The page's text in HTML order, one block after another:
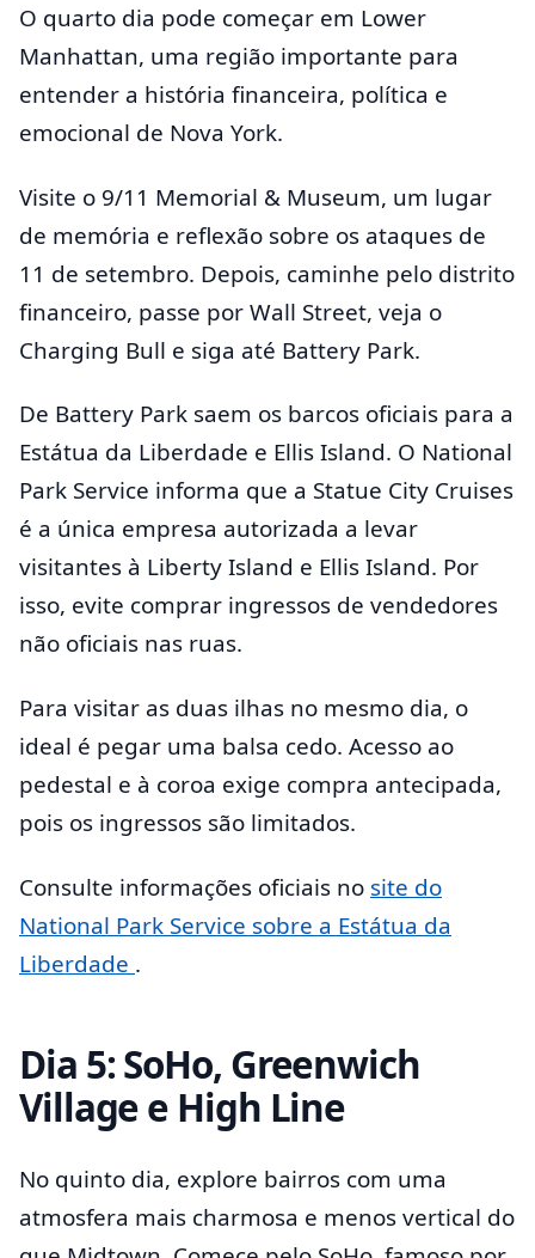
O quarto dia pode começar em Lower
Manhattan, uma região importante para
entender a história financeira, política e
emocional de Nova York.
Visite o 9/11 Memorial & Museum, um lugar
de memória e reflexão sobre os ataques de
11 de setembro. Depois, caminhe pelo distrito
financeiro, passe por Wall Street, veja o
Charging Bull e siga até Battery Park.
De Battery Park saem os barcos oficiais para a
Estátua da Liberdade e Ellis Island. O National
Park Service informa que a Statue City Cruises
é a única empresa autorizada a levar
visitantes à Liberty Island e Ellis Island. Por
isso, evite comprar ingressos de vendedores
não oficiais nas ruas.
Para visitar as duas ilhas no mesmo dia, o
ideal é pegar uma balsa cedo. Acesso ao
pedestal e à coroa exige compra antecipada,
pois os ingressos são limitados.
Consulte informações oficiais no site do
National Park Service sobre a Estátua da
Liberdade .
Dia 5: SoHo, Greenwich
Village e High Line
No quinto dia, explore bairros com uma
atmosfera mais charmosa e menos vertical do